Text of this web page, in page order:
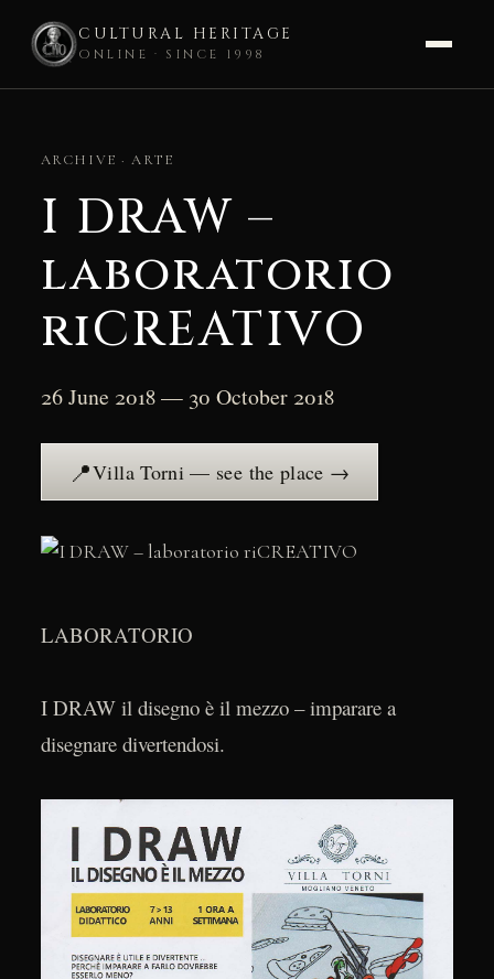
CULTURAL HERITAGE
ONLINE · SINCE 1998
contentARCHIVE · ARTE
I DRAW –
laboratorio
riCREATIVO
26 June 2018 — 30 October 2018
📍Villa Torni — see the place →
LABORATORIO
I DRAW il disegno è il mezzo – imparare a
disegnare divertendosi.